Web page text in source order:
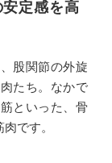
定感を高
股関節の外旋
たち。なかで
といった、骨
です。